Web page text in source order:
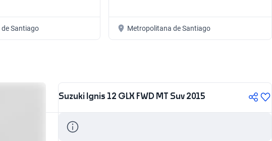
Santiago Metropolitana de Santiago
Suzuki Ignis 12 GLX FWD MT Suv 2015